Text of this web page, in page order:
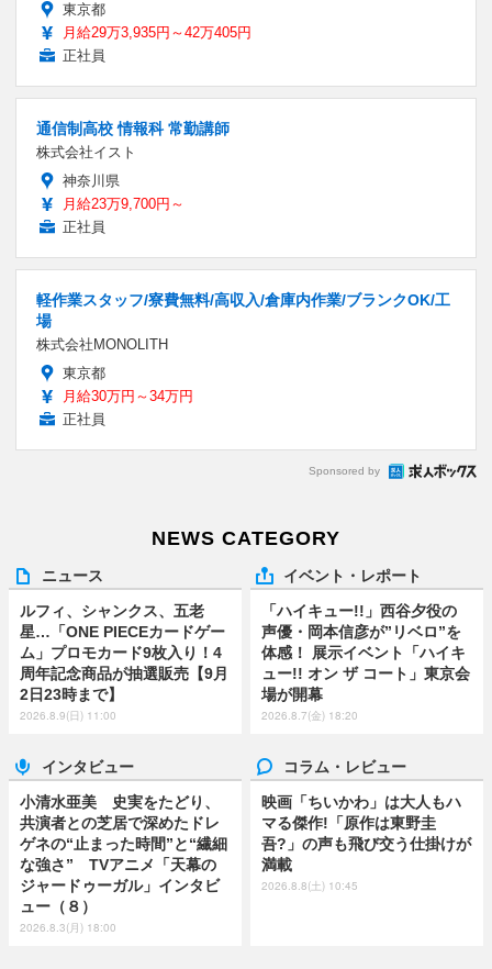
東京都
月給29万3,935円～42万405円
正社員
通信制高校 情報科 常勤講師
株式会社イスト
神奈川県
月給23万9,700円～
正社員
軽作業スタッフ/寮費無料/高収入/倉庫内作業/ブランクOK/工
場
株式会社MONOLITH
東京都
月給30万円～34万円
正社員
Sponsored by
NEWS CATEGORY
ニュース
ルフィ、シャンクス、五老
星…「ONE PIECEカードゲー
ム」プロモカード9枚入り！4
周年記念商品が抽選販売【9月
2日23時まで】
2026.8.9(日) 11:00
イベント・レポート
「ハイキュー!!」西谷夕役の
声優・岡本信彦が”リベロ”を
体感！ 展示イベント「ハイキ
ュー!! オン ザ コート」東京会
場が開幕
2026.8.7(金) 18:20
インタビュー
小清水亜美 史実をたどり、
共演者との芝居で深めたドレ
ゲネの“止まった時間”と“繊細
な強さ” TVアニメ「天幕の
ジャードゥーガル」インタビ
ュー（８）
2026.8.3(月) 18:00
コラム・レビュー
映画「ちいかわ」は大人もハ
マる傑作!「原作は東野圭
吾?」の声も飛び交う仕掛けが
満載
2026.8.8(土) 10:45